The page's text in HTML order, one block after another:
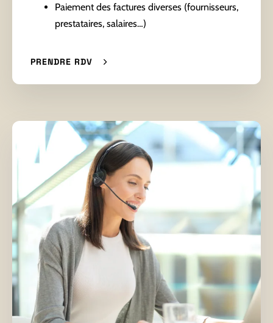
Paiement des factures diverses (fournisseurs,
prestataires, salaires…)
PRENDRE RDV